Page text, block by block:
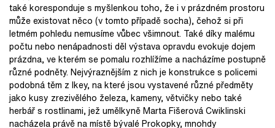
také koresponduje s myšlenkou toho, že i v prázdném prostoru
může existovat něco (v tomto případě socha), čehož si při
letmém pohledu nemusíme vůbec všimnout. Také díky malému
počtu nebo nenápadnosti děl výstava opravdu evokuje dojem
prázdna, ve kterém se pomalu rozhlížíme a nacházíme postupně
různé podněty. Nejvýraznějším z nich je konstrukce s policemi
podobná těm z Ikey, na které jsou vystavené různé předměty
jako kusy zrezivělého železa, kameny, větvičky nebo také
herbář s rostlinami, jež umělkyně Marta Fišerová Cwiklinski
nacházela právě na místě bývalé Prokopky, mnohdy